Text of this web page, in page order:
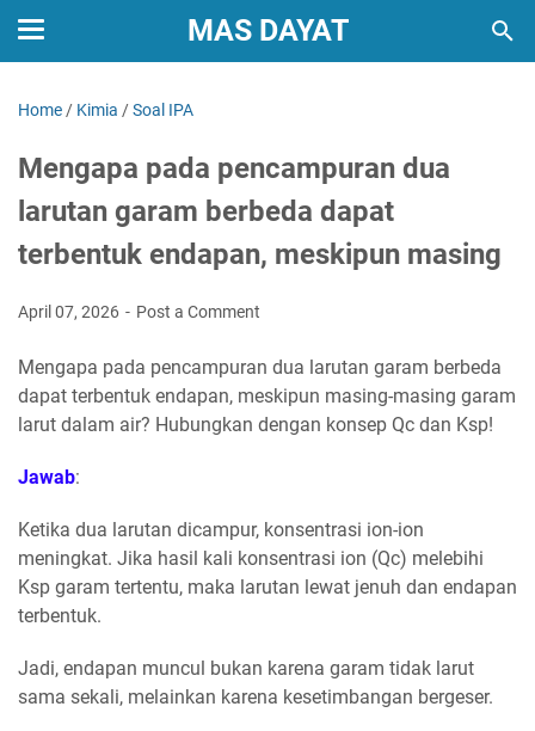
MAS DAYAT
Home / Kimia /Soal IPA
Mengapa pada pencampuran dua
larutan garam berbeda dapat
terbentuk endapan, meskipun masing
April 07, 2026 Post a Comment
Mengapa pada pencampuran dua larutan garam berbeda
dapat terbentuk endapan, meskipun masing-masing garam
larut dalam air? Hubungkan dengan konsep Qc dan Ksp!
Jawab:
Ketika dua larutan dicampur, konsentrasi ion-ion
meningkat. Jika hasil kali konsentrasi ion (Qc) melebihi
Ksp garam tertentu, maka larutan lewat jenuh dan endapan
terbentuk.
Jadi, endapan muncul bukan karena garam tidak larut
sama sekali, melainkan karena kesetimbangan bergeser.